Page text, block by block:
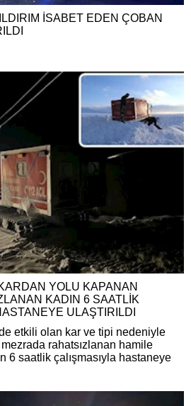
İSABET EDEN ÇOBAN
YOLU KAPANAN
KADIN 6 SAATLİK
ULAŞTIRILDI
etkili olan kar ve tipi nedeniyle
rahatsızlanan hamile
6 saatlik çalışmasıyla hastaneye